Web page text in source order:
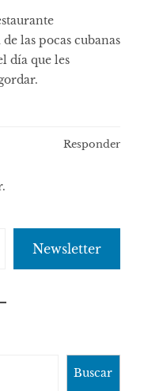
las pocas cubanas
día que les
Responder
Newsletter
Buscar